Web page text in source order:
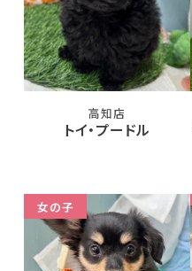
高知店
トイ・プードル
女の子